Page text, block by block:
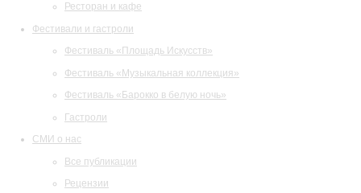
Ресторан и кафе
Фестивали и гастроли
Фестиваль «Площадь Искусств»
Фестиваль «Музыкальная коллекция»
Фестиваль «Барокко в белую ночь»
Гастроли
СМИ о нас
Все публикации
Рецензии